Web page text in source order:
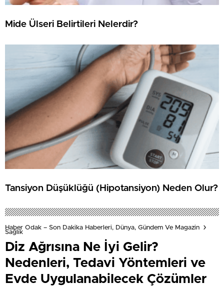
Mide Ülseri Belirtileri Nelerdir?
Tansiyon Düşüklüğü (Hipotansiyon) Neden Olur?
Haber Odak – Son Dakika Haberleri, Dünya, Gündem Ve Magazin
Sağlık
Diz Ağrısına Ne İyi Gelir?
Nedenleri, Tedavi Yöntemleri ve
Evde Uygulanabilecek Çözümler